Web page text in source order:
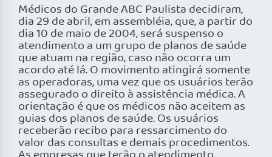
Médicos do Grande ABC Paulista decidiram,
dia 29 de abril, em assembléia, que, a partir do
dia 10 de maio de 2004, será suspenso o
atendimento a um grupo de planos de saúde
que atuam na região, caso não ocorra um
acordo até lá. O movimento atingirá somente
as operadoras, uma vez que os usuários terão
assegurado o direito à assistência médica. A
orientação é que os médicos não aceitem as
guias dos planos de saúde. Os usuários
receberão recibo para ressarcimento do
valor das consultas e demais procedimentos.